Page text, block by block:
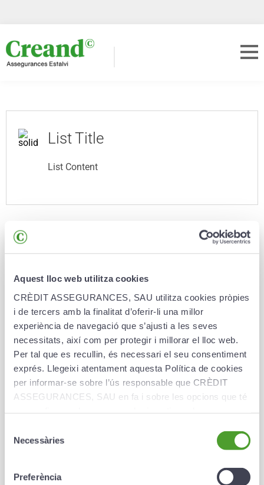
Aquest lloc web utilitza cookies
CRÈDIT ASSEGURANCES, SAU utilitza cookies pròpies
i de tercers amb la finalitat d’oferir-li una millor
experiència de navegació que s’ajusti a les seves
necessitats, així com per protegir i millorar el lloc web.
Per tal que es recullin, és necessari el seu consentiment
exprés. Llegeixi atentament aquesta Política de cookies
per informar-se sobre l’ús responsable que CRÈDIT
ASSEGURANCES, SAU en fa i sobre les opcions que té
Necessàries
Preferència
List Title
List Content